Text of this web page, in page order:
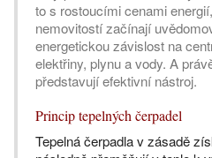
to s rostoucími cenami
nemovitostí začínají
energetickou závislost na
elektřiny, plynu a vody. A
představují efektivní nástroj.
Princip tepelných čerpadel
Tepelná čerpadla v zásadě